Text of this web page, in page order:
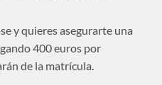
y quieres asegurarte una
400 euros por
de la matrícula.